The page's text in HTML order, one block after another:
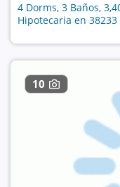
4 Dorms, 3 Baños,
Hipotecaria en 38233
10